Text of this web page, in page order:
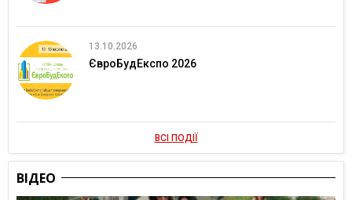
13.10.2026
ЄвроБудЕкспо 2026
ВСІ ПОДІЇ
ВІДЕО